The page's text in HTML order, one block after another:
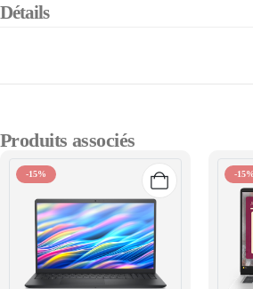
Détails
Produits associés
-15% -15%